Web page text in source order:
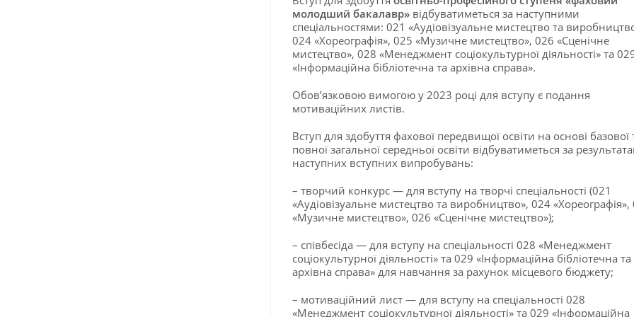
молодший бакалавр»відбуватиметься за наступними
спеціальностями: 021 «Аудіовізуальне мистецтво та
024 «Хореографія», 025 «Музичне мистецтво», 026 «Сценічне
мистецтво», 028 «Менеджмент соціокультурної діяльності» та
«Інформаційна бібліотечна та архівна справа».
Обов’язковою вимогою у 2023 році для вступу є подання
мотиваційних листів.
Вступ для здобуття фахової передвищої освіти на основі базової
повної загальної середньої освіти відбуватиметься за
наступних вступних випробувань:
– творчий конкурс — для вступу на творчі спеціальності (021
«Аудіовізуальне мистецтво та виробництво», 024 «Хореографія»,
«Музичне мистецтво», 026 «Сценічне мистецтво»);
– співбесіда — для вступу на спеціальності 028 «Менеджмент
соціокультурної діяльності» та 029 «Інформаційна бібліотечна та
архівна справа» для навчання за рахунок місцевого бюджету;
– мотиваційний лист — для вступу на спеціальності 028
«Менеджмент соціокультурної діяльності» та 029 «Інформаційна